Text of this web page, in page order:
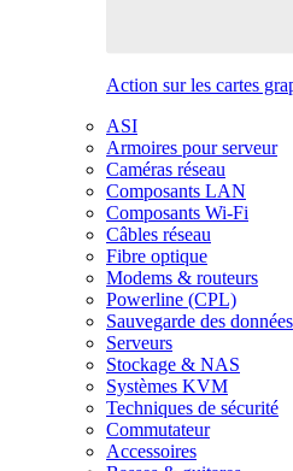
Action sur les cartes
ASI
Armoires pour serveur
Caméras réseau
Composants LAN
Composants Wi-Fi
Câbles réseau
Fibre optique
Modems & routeurs
Powerline (CPL)
Sauvegarde des données
Serveurs
Stockage & NAS
Systèmes KVM
Techniques de sécurité
Commutateur
Accessoires